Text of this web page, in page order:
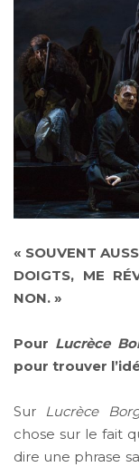
« SOUVENT
DOIGTS, ME
NON. »
Pour Lucrèce
pour trouver
Sur Lucrèce
chose sur le fait
dire une phrase